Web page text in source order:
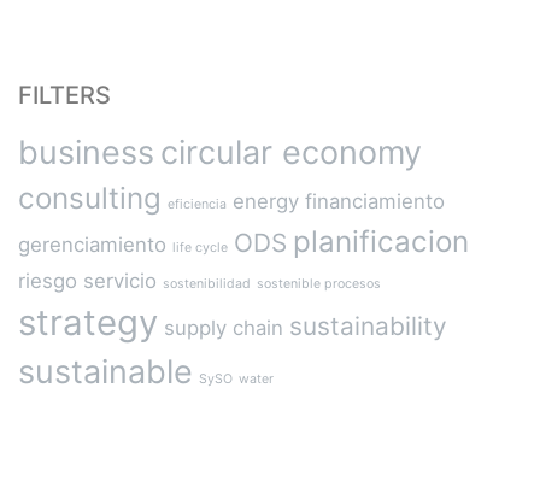
FILTERS
business circular economy
consulting eficiencia energy financiamiento
gerenciamiento life cycle ODS planificacion
riesgo servicio sostenibilidad sostenible procesos
strategy supply chain sustainability
sustainable SySO water